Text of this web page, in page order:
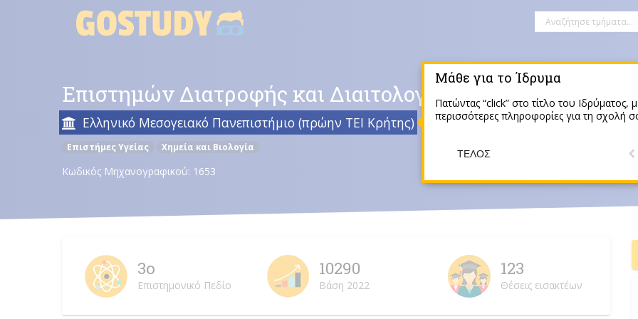
Επιστημών Διατροφής και Διαιτολογίας ΕΛ.ΜΕ.ΠΑ.
Ελληνικό Μεσογειακό Πανεπιστήμιο (πρώην ΤΕΙ Κρήτης) Σητεία
Επιστήμες Υγείας Χημεία και Βιολογία
Κωδικός Μηχανογραφικού: 1653
3ο
Επιστημονικό Πεδίο
10290
Βάση 2022
123
Θέσεις εισακτέων
Μάθε για το Ίδρυμα
Πατώντας “click” στο τίτλο του Ιδρύματος,
περισσότερες πληροφορίες για τη σχολή
ΤΈΛΟΣ